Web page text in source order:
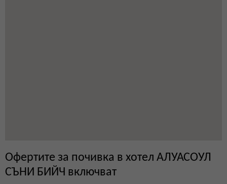
Офертите за почивка в хотел АЛУАСОУЛ
СЪНИ БИЙЧ включват